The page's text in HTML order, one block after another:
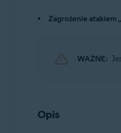
Avast Free Antivirus
Microsoft Windows
Zagrożenie atakiem
WAŻNE:
Opis